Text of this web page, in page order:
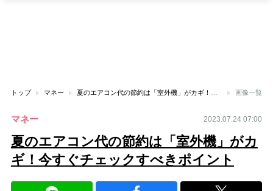
トップ マネー 画像一覧
マネー 2023.07.24 07:00
夏のエアコン代の節約は「室外機」がカ
ギ！今すぐチェックすべきポイント